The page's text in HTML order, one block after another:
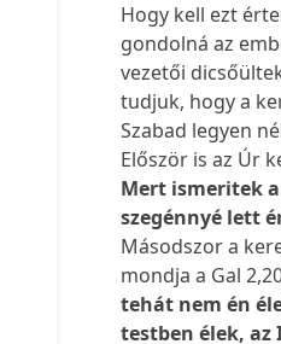
Hogy kell ezt
gondolná az
vezetői
tudjuk, hogy a
Szabad legyen
Először is az Úr
Mert ismeritek
szegénnyé lett
Másodszor a
mondja a Gal
tehát nem én
testben élek, az